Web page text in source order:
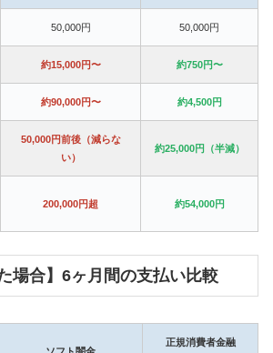
50,000円 50,000円
約15,000円〜 約750円〜
約90,000円〜 約4,500円
50,000円前後（減らな
い）
約25,000円（半減）
200,000円超 約54,000円
場合】6ヶ月間の支払い比較
正規消費者金融